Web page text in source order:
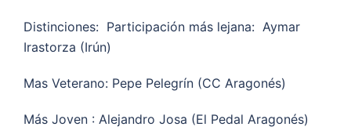
Distinciones: Participación más lejana: Aymar
Irastorza (Irún)
Mas Veterano: Pepe Pelegrín (CC Aragonés)
Más Joven : Alejandro Josa (El Pedal Aragonés)